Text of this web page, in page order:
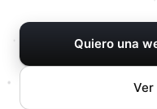
Quiero una
Ver